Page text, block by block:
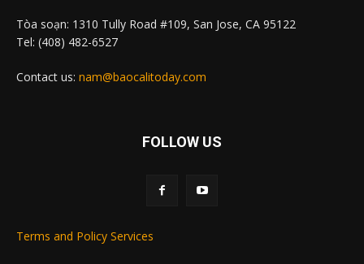
Tòa soạn: 1310 Tully Road #109, San Jose, CA 95122
Tel: (408) 482-6527
Contact us: nam@baocalitoday.com
FOLLOW US
Terms and Policy Services